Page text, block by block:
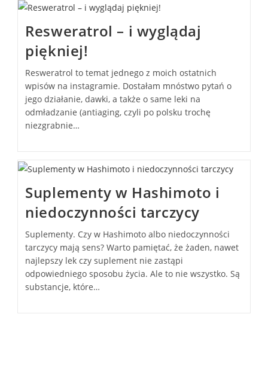
Resweratrol – i wyglądaj
piękniej!
Resweratrol to temat jednego z moich ostatnich
wpisów na instagramie. Dostałam mnóstwo pytań o
jego działanie, dawki, a także o same leki na
odmładzanie (antiaging, czyli po polsku trochę
niezgrabnie…
Suplementy w Hashimoto i
niedoczynności tarczycy
Suplementy. Czy w Hashimoto albo niedoczynności
tarczycy mają sens? Warto pamiętać, że żaden, nawet
najlepszy lek czy suplement nie zastąpi
odpowiedniego sposobu życia. Ale to nie wszystko. Są
substancje, które…